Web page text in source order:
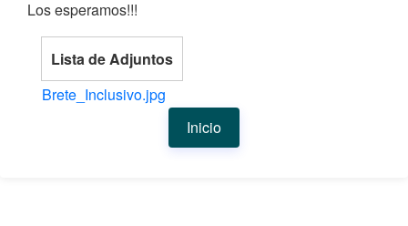
Los esperamos!!!
Lista de Adjuntos
Brete_Inclusivo.jpg
Inicio